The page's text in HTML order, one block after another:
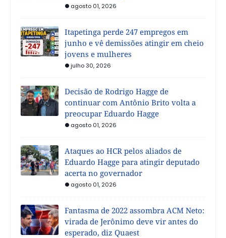
agosto 01, 2026
Itapetinga perde 247 empregos em
junho e vê demissões atingir em cheio
jovens e mulheres
julho 30, 2026
Decisão de Rodrigo Hagge de
continuar com Antônio Brito volta a
preocupar Eduardo Hagge
agosto 01, 2026
Ataques ao HCR pelos aliados de
Eduardo Hagge para atingir deputado
acerta no governador
agosto 01, 2026
Fantasma de 2022 assombra ACM Neto:
virada de Jerônimo deve vir antes do
esperado, diz Quaest